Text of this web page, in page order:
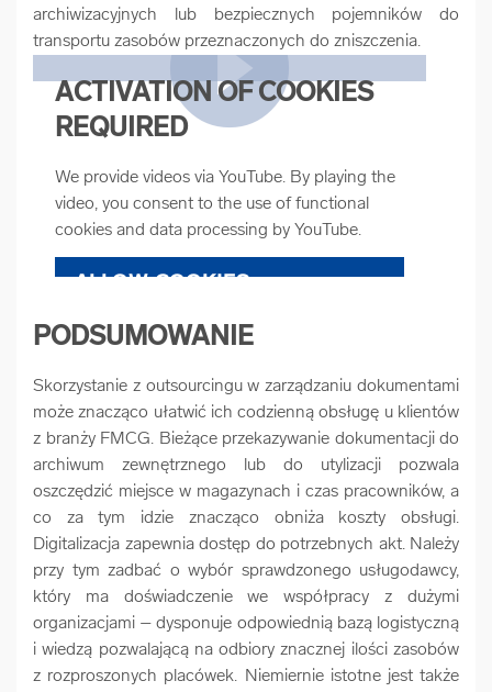
archiwizacyjnych lub bezpiecznych pojemników do
transportu zasobów przeznaczonych do zniszczenia.
ACTIVATION OF COOKIES
REQUIRED
We provide videos via YouTube. By playing the
video, you consent to the use of functional
cookies and data processing by YouTube.
ALLOW COOKIES
PODSUMOWANIE
Skorzystanie z outsourcingu w zarządzaniu dokumentami
może znacząco ułatwić ich codzienną obsługę u klientów
z branży FMCG. Bieżące przekazywanie dokumentacji do
archiwum zewnętrznego lub do utylizacji pozwala
oszczędzić miejsce w magazynach i czas pracowników, a
co za tym idzie znacząco obniża koszty obsługi.
Digitalizacja zapewnia dostęp do potrzebnych akt. Należy
przy tym zadbać o wybór sprawdzonego usługodawcy,
który ma doświadczenie we współpracy z dużymi
organizacjami – dysponuje odpowiednią bazą logistyczną
i wiedzą pozwalającą na odbiory znacznej ilości zasobów
z rozproszonych placówek. Niemiernie istotne jest także